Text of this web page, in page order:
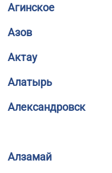
Агинское
Азов
Актау
Алатырь
Александровск
Алзамай